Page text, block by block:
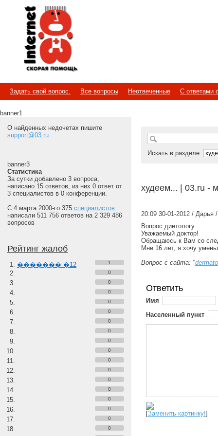
Internet
Скорая помощь
Задать свой вопрос. Все вопросы Неотвеченные С ответами
banner1
О найденных недочетах пишите
support@03.ru.
banner3
Статистика
За сутки добавлено 3 вопроса,
написано 15 ответов, из них 0 ответ от
3 специалистов в 0 конференции.
С 4 марта 2000-го 375 специалистов
написали 511 756 ответов на 2 329 486
вопросов
Рейтинг жалоб
������� �12
1
0
0
0
0
0
0
0
0
0
0
0
0
0
0
0
0
0
Искать в разделе
худеем... | 03.ru -
20:09 30-01-2012 / Дарья
Вопрос диетологу.
Уважаемый доктор!
Обращаюсь к Вам со
Мне 16 лет, я хочу
Вопрос с сайта: "
Ответить
Имя
Населенный пункт
[Заменить картинку!]